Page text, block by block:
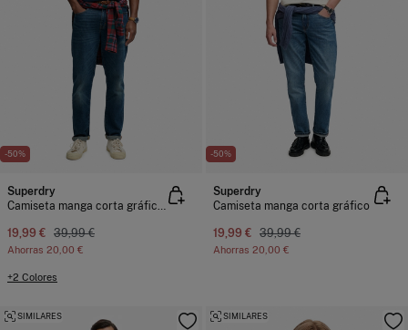
-50%
Superdry
Camiseta manga corta gráfico universitario
19,99 € 39,99 €
Ahorras 20,00 €
+2 Colores
-50%
Superdry
Camiseta manga corta gráfico
19,99 € 39,99 €
Ahorras 20,00 €
SIMILARES SIMILARES